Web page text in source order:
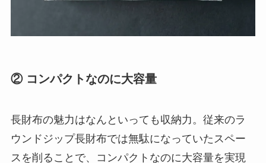
② コンパクトなのに大容量
長財布の魅力はなんといっても収納力。従来のラ
ウンドジップ長財布では無駄になっていたスペー
スを削ることで、コンパクトなのに大容量を実現